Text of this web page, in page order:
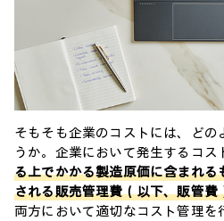
そもそも企業のコストには、どの
うか。企業において発生するコス
る上でかかる製造原価に含まれ
される販売管理費（以下、販管費
両方において適切なコスト管理を